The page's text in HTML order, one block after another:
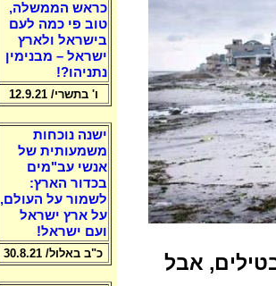
אבל
כראש הממשלה,
טוב פי כמה לעם
בישראל ולארץ
ישראל – מבנימין
נתניהו?!
ו' בתשרי/ 12.9.21
ישנה נוכחות
משמעותית של
אנשי עב"מים
בכדור הארץ:
לשמור על העולם,
על ארץ ישראל
ועם ישראל!
כ"ב באלול/ 30.8.21